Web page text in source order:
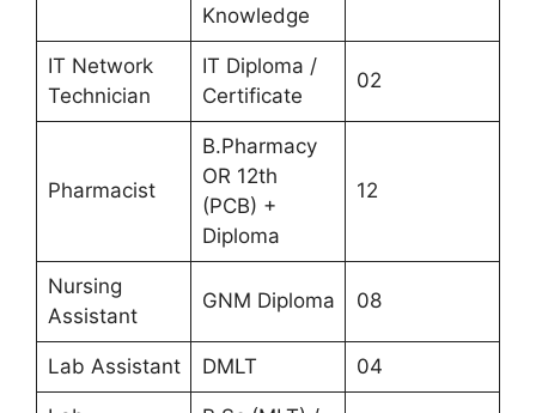
Knowledge
IT Network
Technician
IT Diploma /
Certificate
02
Pharmacist
B.Pharmacy
OR 12th
(PCB) +
Diploma
12
Nursing
Assistant
GNM Diploma 08
Lab Assistant DMLT 04